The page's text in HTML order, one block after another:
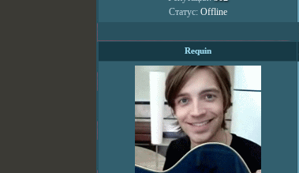
Статус: Offline
Requin